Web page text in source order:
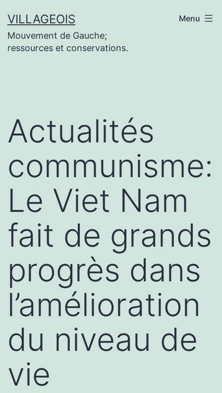
au
contenu
VILLAGEOIS
Mouvement de Gauche;
ressources et conservations.
Menu
Actualités
communisme:
Le Viet Nam
fait de grands
progrès dans
l’amélioration
du niveau de
vie